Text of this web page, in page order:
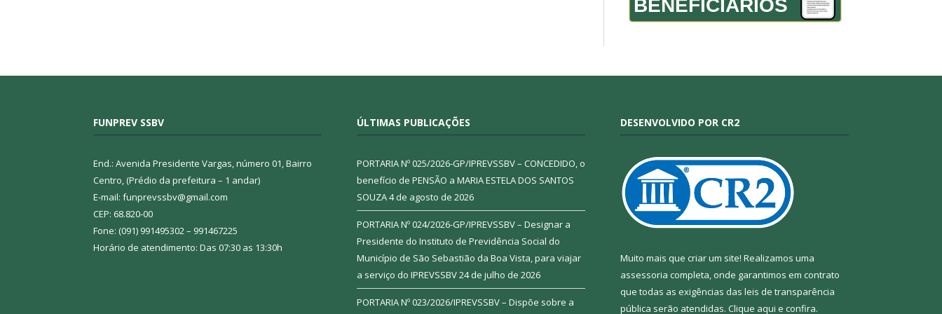
BENEFICIÁRIOS
FUNPREV SSBV
End.: Avenida Presidente Vargas, número 01, Bairro
Centro, (Prédio da prefeitura – 1 andar)
E-mail: funprevssbv@gmail.com
CEP: 68.820-00
Fone: (091) 991495302 – 991467225
Horário de atendimento: Das 07:30 as 13:30h
ÚLTIMAS PUBLICAÇÕES
PORTARIA Nº 025/2026-GP/IPREVSSBV – CONCEDIDO, o
benefício de PENSÃO a MARIA ESTELA DOS SANTOS
SOUZA4 de agosto de 2026
PORTARIA Nº 024/2026-GP/IPREVSSBV – Designar a
Presidente do Instituto de Previdência Social do
Município de São Sebastião da Boa Vista, para viajar
a serviço do IPREVSSBV24 de julho de 2026
PORTARIA Nº 023/2026/IPREVSSBV – Dispõe sobre a
DESENVOLVIDO POR CR2
Muito mais que criar um site! Realizamos uma
assessoria completa, onde garantimos em contrato
que todas as exigências das leis de transparência
pública serão atendidas. Clique aqui e confira.